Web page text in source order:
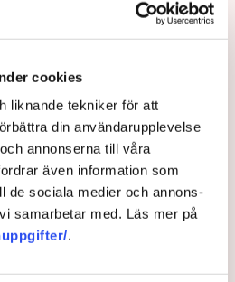
cookies
liknande tekniker för att
din användarupplevelse
annonserna till våra
även information som
de sociala medier och annons-
samarbetar med. Läs mer på
.
verksamheter som vill
regelbunden
skulle underlätta
aktörer
införande av
på kommunens
utökade
av befintliga